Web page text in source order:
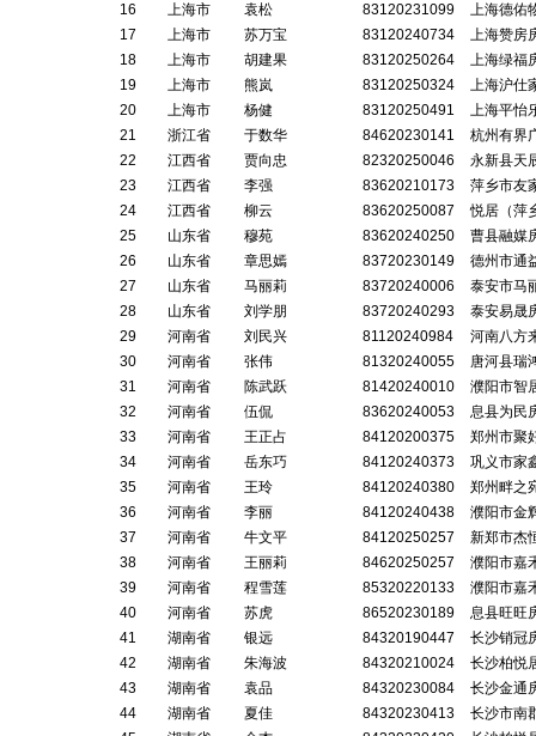
16
上海市 袁松 83120231099
上海德佑
17
上海市 苏万宝 83120240734
上海赞房
18
上海市 胡建果 83120250264
上海绿福
19
上海市 熊岚 83120250324
上海沪仕
20
上海市 杨健 83120250491
上海平怡
21
浙江省 于数华 84620230141
杭州有界
22
江西省 贾向忠 82320250046
永新县天
23
江西省 李强 83620210173
萍乡市友
24
江西省 柳云 83620250087
悦居（萍
25
山东省 穆苑 83620240250
曹县融媒
26
山东省 章思嫣 83720230149
德州市通
27
山东省 马丽莉 83720240006
泰安市马
28
山东省 刘学朋 83720240293
泰安易晟
29
河南省 刘民兴 81120240984
河南八方
30
河南省 张伟 81320240055
唐河县瑞
31
河南省 陈武跃 81420240010
濮阳市智
32
河南省 伍侃 83620240053
息县为民
33
河南省 王正占 84120200375
郑州市聚
34
河南省 岳东巧 84120240373
巩义市家
35
河南省 王玲 84120240380
郑州畔之
36
河南省 李丽 84120240438
濮阳市金
37
河南省 牛文平 84120250257
新郑市杰
38
河南省 王丽莉 84620250257
濮阳市嘉
39
河南省 程雪莲 85320220133
濮阳市嘉
40
河南省 苏虎 86520230189
息县旺旺
41
湖南省 银远 84320190447
长沙销冠
42
湖南省 朱海波 84320210024
长沙柏悦
43
湖南省 袁品 84320230084
长沙金通
44
湖南省 夏佳 84320230413
长沙市南